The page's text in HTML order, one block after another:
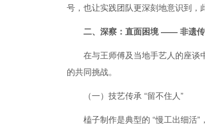
号，也让实践团队更深刻地意识到，
二、深察：直面困境 —— 非遗传
在与王师傅及当地手艺人的座谈
的共同挑战。
（一）技艺传承 “留不住人”
榼子制作是典型的 “慢工出细活